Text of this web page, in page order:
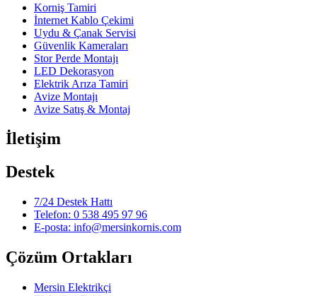
Korniş Tamiri
İnternet Kablo Çekimi
Uydu & Çanak Servisi
Güvenlik Kameraları
Stor Perde Montajı
LED Dekorasyon
Elektrik Arıza Tamiri
Avize Montajı
Avize Satış & Montaj
İletişim
Destek
7/24 Destek Hattı
Telefon: 0 538 495 97 96
E-posta: info@mersinkornis.com
Çözüm Ortakları
Mersin Elektrikçi